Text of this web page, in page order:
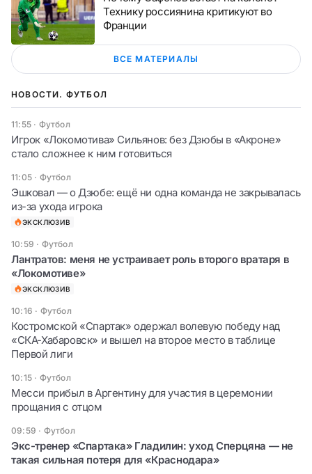
Технику россиянина критикуют во
Франции
ВСЕ МАТЕРИАЛЫ
НОВОСТИ. ФУТБОЛ
11:55 · Футбол
Игрок «Локомотива» Сильянов: без Дзюбы в «Акроне»
стало сложнее к ним готовиться
11:05 · Футбол
Эшковал — о Дзюбе: ещё ни одна команда не закрывалась
из-за ухода игрока
ЭКСКЛЮЗИВ
10:59 · Футбол
Лантратов: меня не устраивает роль второго вратаря в
«Локомотиве»
ЭКСКЛЮЗИВ
10:16 · Футбол
Костромской «Спартак» одержал волевую победу над
«СКА-Хабаровск» и вышел на второе место в таблице
Первой лиги
10:15 · Футбол
Месси прибыл в Аргентину для участия в церемонии
прощания с отцом
09:59 · Футбол
Экс-тренер «Спартака» Гладилин: уход Сперцяна — не
такая сильная потеря для «Краснодара»